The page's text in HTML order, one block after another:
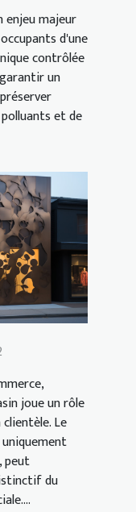
enjeu majeur
d'une
contrôlée
un
et de
joue un rôle
Le
peut
du